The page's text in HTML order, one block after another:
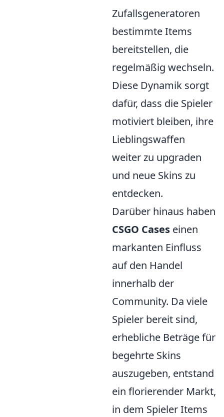
Zufallsgeneratoren
bestimmte Items
bereitstellen, die
regelmäßig wechseln.
Diese Dynamik sorgt
dafür, dass die Spieler
motiviert bleiben, ihre
Lieblingswaffen
weiter zu upgraden
und neue Skins zu
entdecken.
Darüber hinaus haben
CSGO Cases einen
markanten Einfluss
auf den Handel
innerhalb der
Community. Da viele
Spieler bereit sind,
erhebliche Beträge für
begehrte Skins
auszugeben, entstand
ein florierender Markt,
in dem Spieler Items